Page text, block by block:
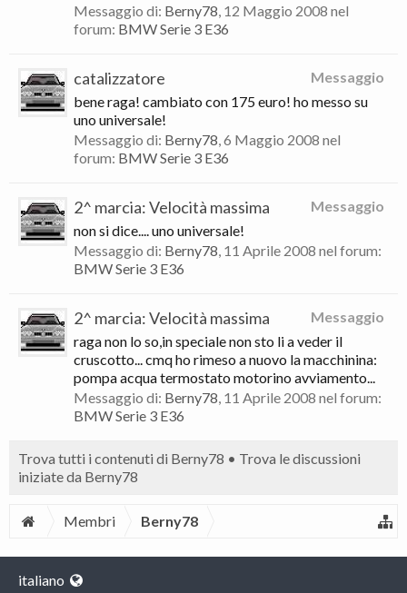
Messaggio di: Berny78, 12 Maggio 2008 nel
forum: BMW Serie 3 E36
Messaggio
catalizzatore
bene raga! cambiato con 175 euro! ho messo su
uno universale!
Messaggio di: Berny78,6 Maggio 2008 nel
forum: BMW Serie 3 E36
Messaggio
2^ marcia: Velocità massima
non si dice.... uno universale!
Messaggio di: Berny78, 11 Aprile 2008 nel forum:
BMW Serie 3 E36
Messaggio
2^ marcia: Velocità massima
raga non lo so,in speciale non sto li a veder il
cruscotto... cmq ho rimeso a nuovo la macchinina:
pompa acqua termostato motorino avviamento...
Messaggio di: Berny78, 11 Aprile 2008 nel forum:
BMW Serie 3 E36
Trova tutti i contenuti di Berny78
Trova le discussioni
iniziate da Berny78
Membri Berny78
italiano